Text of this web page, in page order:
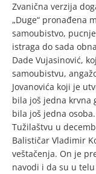
Zvanična verzija
„Duge“ pronađena
samoubistvo,
istraga do sada
Dade Vujasinović,
samoubistvu,
Jovanovića koji je
bila još jedna krvna
bila još jedna
Tužilaštvu u
Balističar Vladimir
veštačenja. On je
navodi i da su u